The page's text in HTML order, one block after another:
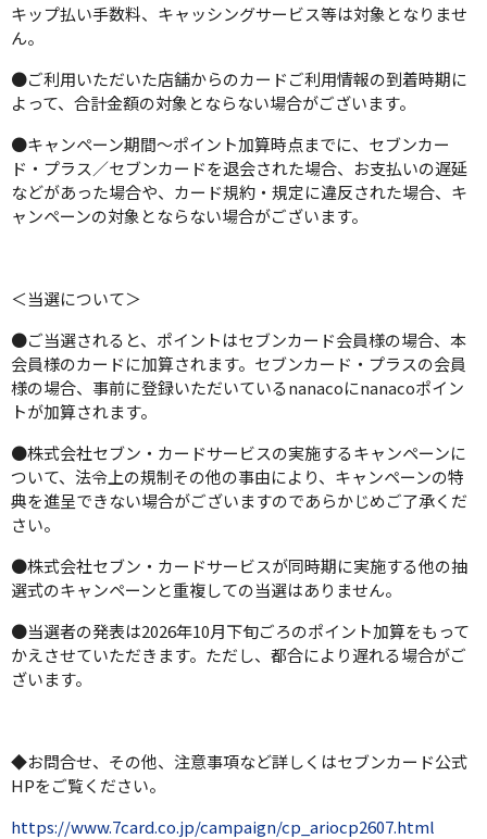
キップ払い手数料、キャッシングサービス等は対象となりませ
ん。
●ご利用いただいた店舗からのカードご利用情報の到着時期に
よって、合計金額の対象とならない場合がございます。
●キャンペーン期間～ポイント加算時点までに、セブンカー
ド・プラス／セブンカードを退会された場合、お支払いの遅延
などがあった場合や、カード規約・規定に違反された場合、キ
ャンペーンの対象とならない場合がございます。
＜当選について＞
●ご当選されると、ポイントはセブンカード会員様の場合、本
会員様のカードに加算されます。セブンカード・プラスの会員
様の場合、事前に登録いただいているnanacoにnanacoポイン
トが加算されます。
●株式会社セブン・カードサービスの実施するキャンペーンに
ついて、法令上の規制その他の事由により、キャンペーンの特
典を進呈できない場合がございますのであらかじめご了承くだ
さい。
●株式会社セブン・カードサービスが同時期に実施する他の抽
選式のキャンペーンと重複しての当選はありません。
●当選者の発表は2026年10月下旬ごろのポイント加算をもって
かえさせていただきます。ただし、都合により遅れる場合がご
ざいます。
◆お問合せ、その他、注意事項など詳しくはセブンカード公式
HPをご覧ください。
https://www.7card.co.jp/campaign/cp_ariocp2607.html